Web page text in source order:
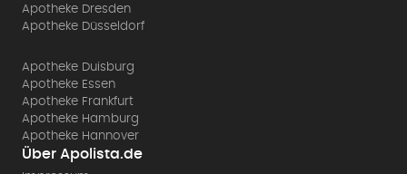
Apotheke Dresden
Apotheke Düsseldorf
Apotheke Duisburg
Apotheke Essen
Apotheke Frankfurt
Apotheke Hamburg
Apotheke Hannover
Über Apolista.de